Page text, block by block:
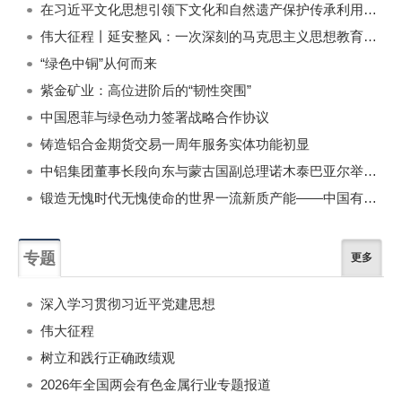
在习近平文化思想引领下文化和自然遗产保护传承利用工作开创新局面
伟大征程丨延安整风：一次深刻的马克思主义思想教育运动
“绿色中铜”从何而来
紫金矿业：高位进阶后的“韧性突围”
中国恩菲与绿色动力签署战略合作协议
铸造铝合金期货交易一周年服务实体功能初显
中铝集团董事长段向东与蒙古国副总理诺木泰巴亚尔举行会谈
锻造无愧时代无愧使命的世界一流新质产能——中国有色金属工业的战略应对与破局之道（二）
专题 更多
深入学习贯彻习近平党建思想
伟大征程
树立和践行正确政绩观
2026年全国两会有色金属行业专题报道